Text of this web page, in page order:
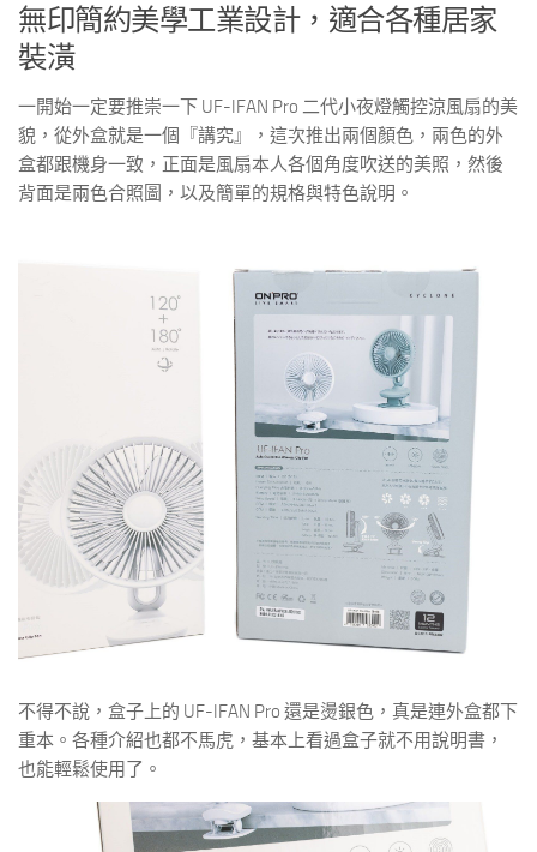
無印簡約美學工業設計，適合各種居家
裝潢
一開始一定要推崇一下 UF-IFAN Pro 二代小夜燈觸控涼風扇的美
貌，從外盒就是一個『講究』，這次推出兩個顏色，兩色的外
盒都跟機身一致，正面是風扇本人各個角度吹送的美照，然後
背面是兩色合照圖，以及簡單的規格與特色說明。
不得不說，盒子上的 UF-IFAN Pro 還是燙銀色，真是連外盒都下
重本。各種介紹也都不馬虎，基本上看過盒子就不用說明書，
也能輕鬆使用了。